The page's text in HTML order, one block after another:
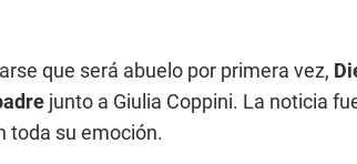
que será abuelo por primera vez,
junto a Giulia Coppini. La noticia
toda su emoción.